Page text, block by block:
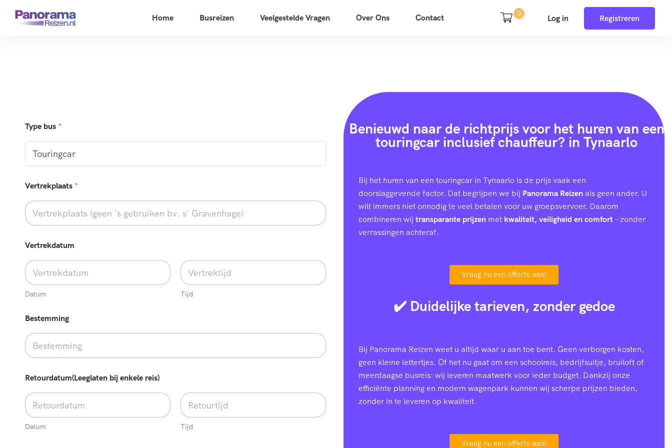
Home Busreizen Veelgestelde Vragen Over Ons Contact 0 Log in Registreren
Type bus *
Vertrekplaats *
Vertrekdatum
Datum Tijd
Bestemming
Retourdatum(Leeglaten bij enkele reis)
Datum Tijd
Benieuwd naar de richtprijs voor het huren van een
touringcar inclusief chauffeur? in Tynaarlo
Bij het huren van een touringcar in Tynaarlo is de prijs vaak een
doorslaggevende factor. Dat begrijpen we bij Panorama Reizenals geen ander. U
wilt immers niet onnodig te veel betalen voor uw groepsvervoer. Daarom
combineren wij transparante prijzen met kwaliteit, veiligheid en comfort– zonder
verrassingen achteraf.
Vraag nu een offerte aan!
✔️ Duidelijke tarieven, zonder gedoe
Bij Panorama Reizen weet u altijd waar u aan toe bent. Geen verborgen kosten,
geen kleine lettertjes. Of het nu gaat om een schoolreis, bedrijfsuitje, bruiloft of
meerdaagse busreis: wij leveren maatwerk voor ieder budget. Dankzij onze
efficiënte planning en modern wagenpark kunnen wij scherpe prijzen bieden,
zonder in te leveren op kwaliteit.
Vraag nu een offerte aan!